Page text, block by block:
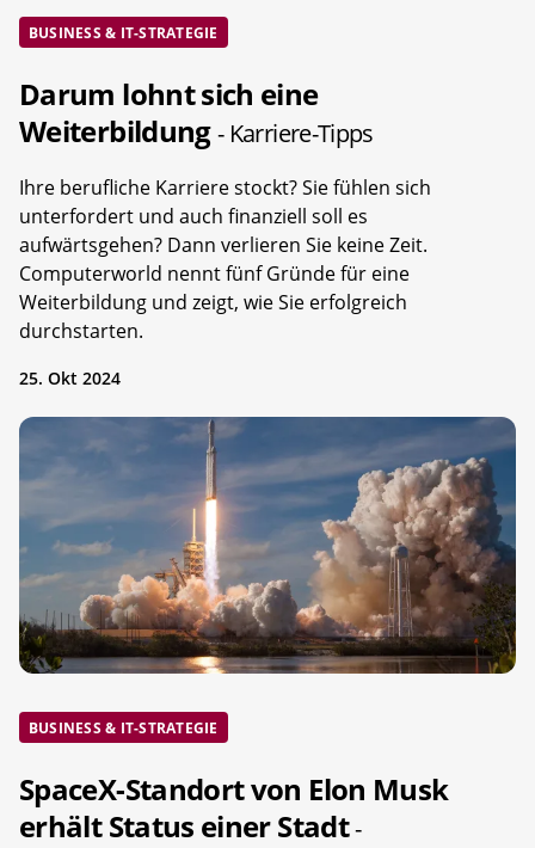
BUSINESS & IT-STRATEGIE
Darum lohnt sich eine
Weiterbildung- Karriere-Tipps
Ihre berufliche Karriere stockt? Sie fühlen sich
unterfordert und auch finanziell soll es
aufwärtsgehen? Dann verlieren Sie keine Zeit.
Computerworld nennt fünf Gründe für eine
Weiterbildung und zeigt, wie Sie erfolgreich
durchstarten.
25. Okt 2024
BUSINESS & IT-STRATEGIE
SpaceX-Standort von Elon Musk
erhält Status einer Stadt-